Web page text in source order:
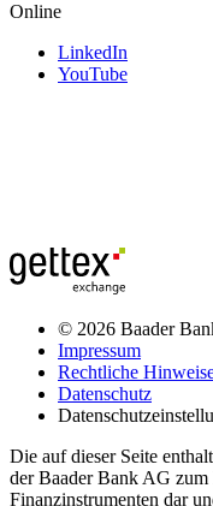
Online
LinkedIn
YouTube
© 2026 Baader
Impressum
Rechtliche
Datenschutz
Die auf dieser Seite
der Baader Bank AG
Finanzinstrumenten dar